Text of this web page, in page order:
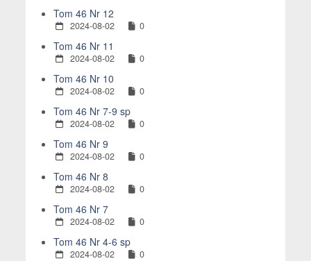
Tom 46 Nr 12
2024-08-02 0
Tom 46 Nr 11
2024-08-02 0
Tom 46 Nr 10
2024-08-02 0
Tom 46 Nr 7-9 sp
2024-08-02 0
Tom 46 Nr 9
2024-08-02 0
Tom 46 Nr 8
2024-08-02 0
Tom 46 Nr 7
2024-08-02 0
Tom 46 Nr 4-6 sp
2024-08-02 0